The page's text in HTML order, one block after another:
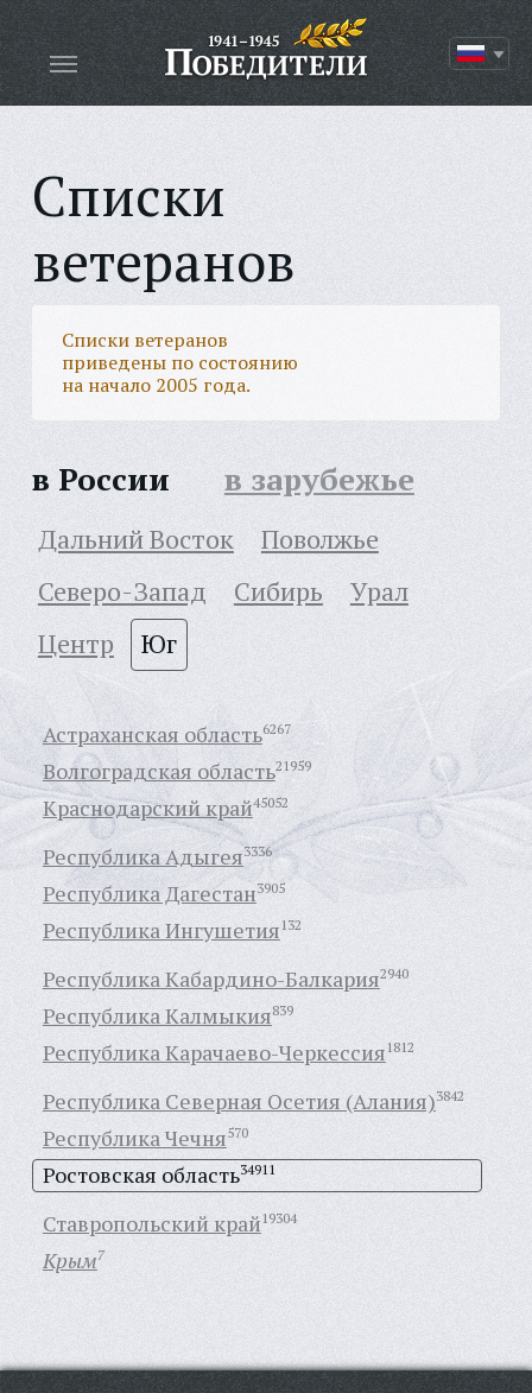
Списки
ветеранов
Списки ветеранов
приведены по состоянию
на начало 2005 года.
в России в зарубежье
Дальний Восток
Поволжье
Северо-Запад
Сибирь
Урал
Центр
Юг
Астраханская область6267
Волгоградская область21959
Краснодарский край45052
Республика Адыгея3336
Республика Дагестан3905
Республика Ингушетия132
Республика Кабардино-Балкария2940
Республика Калмыкия839
Республика Карачаево-Черкессия1812
Республика Северная Осетия (Алания)3842
Республика Чечня570
Ростовская область34911
Ставропольский край19304
Крым7